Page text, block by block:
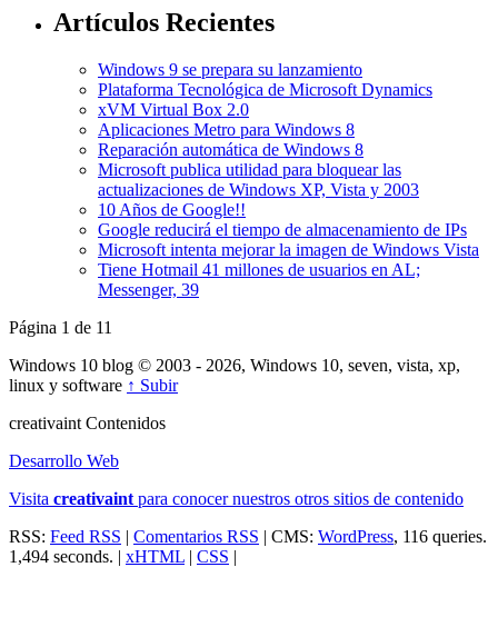
Artículos Recientes
Windows 9 se prepara su lanzamiento
Plataforma Tecnológica de Microsoft Dynamics
xVM Virtual Box 2.0
Aplicaciones Metro para Windows 8
Reparación automática de Windows 8
Microsoft publica utilidad para bloquear las
actualizaciones de Windows XP, Vista y 2003
10 Años de Google!!
Google reducirá el tiempo de almacenamiento de IPs
Microsoft intenta mejorar la imagen de Windows Vista
Tiene Hotmail 41 millones de usuarios en AL;
Messenger, 39
Página 1 de 11
Windows 10 blog © 2003 - 2026, Windows 10, seven, vista, xp,
linux y software ↑ Subir
creativaint Contenidos
Desarrollo Web
Visita creativaint para conocer nuestros otros sitios de contenido
RSS: Feed RSS | Comentarios RSS | CMS: WordPress, 116 queries.
1,494 seconds. | xHTML | CSS |